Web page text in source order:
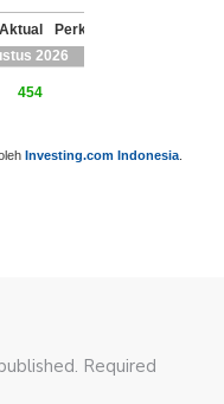
Investing.com Indonesia
Required